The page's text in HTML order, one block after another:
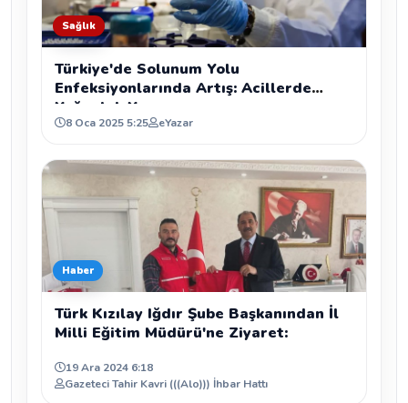
Sağlık
Türkiye'de Solunum Yolu
Enfeksiyonlarında Artış: Acillerde
Yoğunluk Yaşanıyor
8 Oca 2025 5:25 eYazar
Haber
Türk Kızılay Iğdır Şube Başkanından İl
Milli Eğitim Müdürü'ne Ziyaret:
19 Ara 2024 6:18
Gazeteci Tahir Kavri (((Alo))) İhbar Hattı